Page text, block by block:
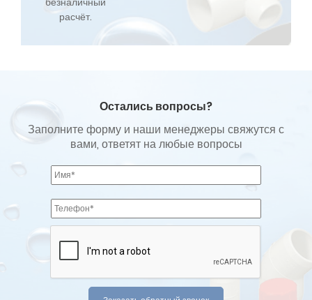
расчёт.
Остались вопросы?
Заполните форму и наши менеджеры свяжутся с
вами, ответят на любые вопросы